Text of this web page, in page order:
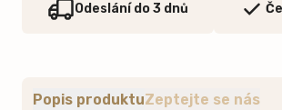
Odeslání do 3 dnů
Popis produktuZeptejte se nás